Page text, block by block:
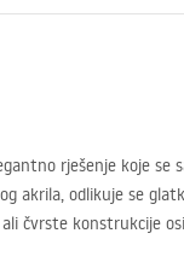
rješenje koje se
akrila, odlikuje se
čvrste konstrukcije